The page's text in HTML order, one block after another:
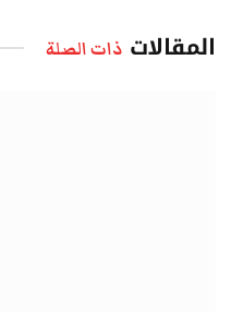
المقالات ذات الصلة